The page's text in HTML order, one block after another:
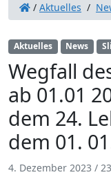
/ Aktuelles /
Aktuelles News
Wegfall
ab 01.01
dem 24.
dem 01.
4. Dezember 2023 /